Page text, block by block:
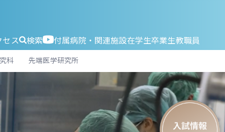
セス 検索 付属病院・関連施設在学生卒業生教職員
科 先端医学研究所